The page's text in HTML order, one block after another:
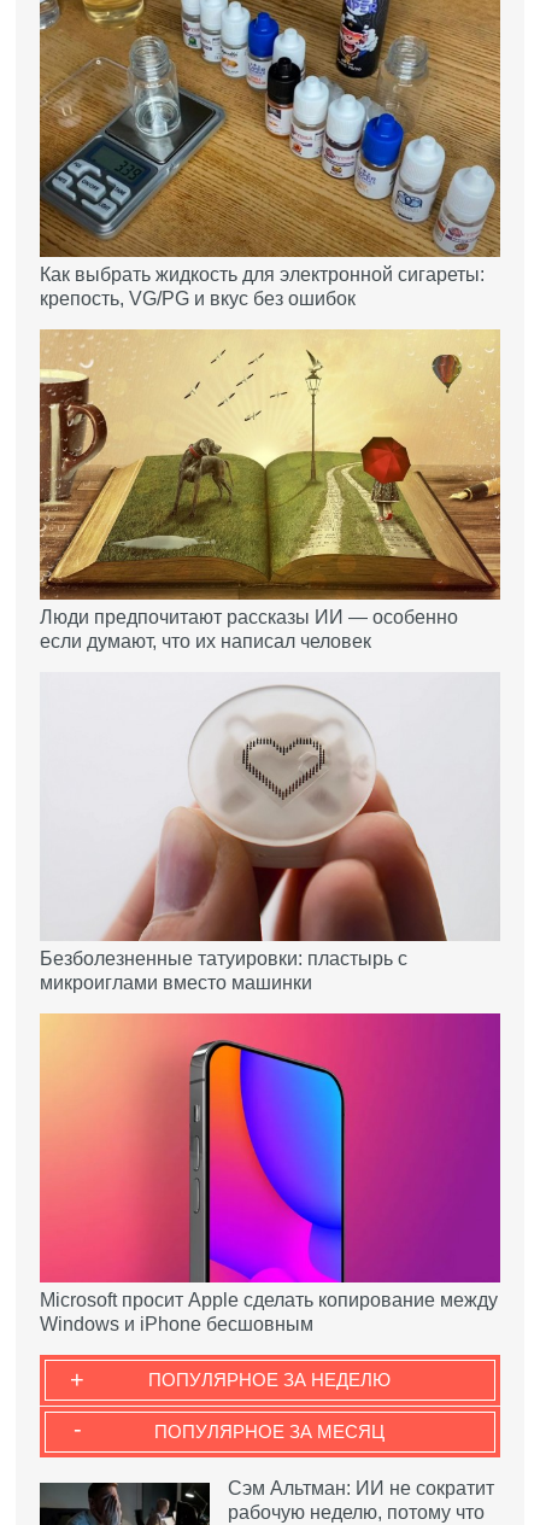
Как выбрать жидкость для электронной сигареты:
крепость, VG/PG и вкус без ошибок
Люди предпочитают рассказы ИИ — особенно
если думают, что их написал человек
Безболезненные татуировки: пластырь с
микроиглами вместо машинки
Microsoft просит Apple сделать копирование между
Windows и iPhone бесшовным
ПОПУЛЯРНОЕ ЗА НЕДЕЛЮ
+
ПОПУЛЯРНОЕ ЗА МЕСЯЦ
-
Сэм Альтман: ИИ не сократит
рабочую неделю, потому что